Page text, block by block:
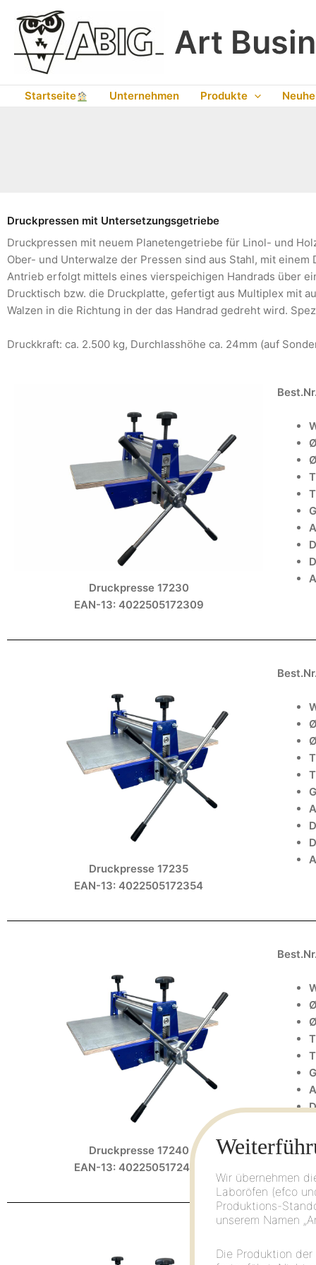
Inhalt
springen
Art
Startseite Unternehmen Produkte
Druckpressen mit Untersetzungsgetriebe
Druckpressen mit neuem Planetengetriebe für Linol- und
Ober- und Unterwalze der Pressen sind aus Stahl, mit
Antrieb erfolgt mittels eines vierspeichigen Handrads über
Drucktisch bzw. die Druckplatte, gefertigt aus Multiplex mit
Walzen in die Richtung in der das Handrad gedreht wird.
Druckkraft: ca. 2.500 kg, Durchlasshöhe ca. 24mm (auf
Druckpresse 17230
EAN-13: 4022505172309
Druckpresse 17235
EAN-13: 4022505172354
Druckpresse 17240
EAN-13: 4022505172408
Wir übernehmen
Laboröfen (efco
Produktions-
unserem Namen
Die Produktion